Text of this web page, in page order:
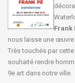
Frank
nous laisse une
Très touchés par
souhaité rendre
9e art dans notre ville.